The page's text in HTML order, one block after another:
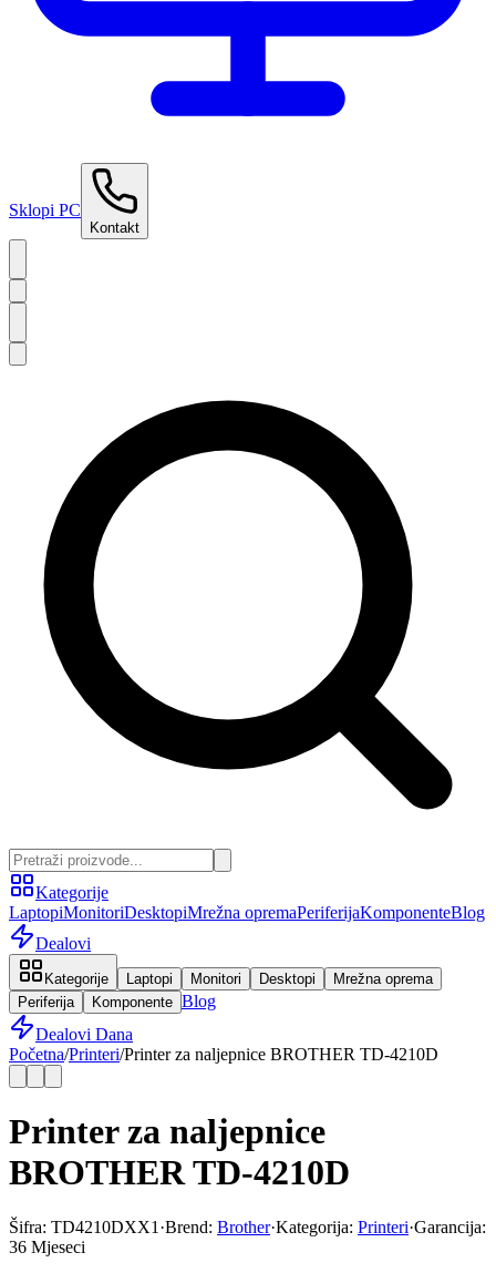
Sklopi PC
Kontakt
Kategorije
LaptopiMonitoriDesktopiMrežna opremaPeriferijaKomponenteBlog
Dealovi
Kategorije Laptopi Monitori Desktopi
Mrežna oprema
Periferija
Komponente Blog
Dealovi Dana
Početna/Printeri/Printer za naljepnice BROTHER TD-4210D
Printer za naljepnice
BROTHER TD-4210D
Šifra: TD4210DXX1 ·Brend: Brother·Kategorija: Printeri·Garancija:
36 Mjeseci